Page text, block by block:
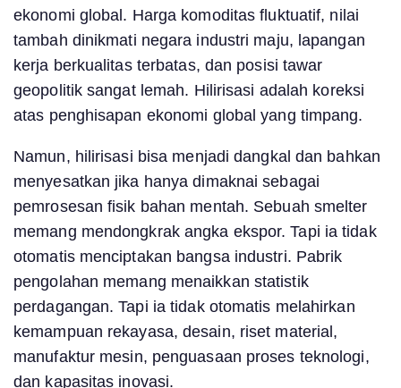
ekonomi global. Harga komoditas fluktuatif, nilai
tambah dinikmati negara industri maju, lapangan
kerja berkualitas terbatas, dan posisi tawar
geopolitik sangat lemah. Hilirisasi adalah koreksi
atas penghisapan ekonomi global yang timpang.
Namun, hilirisasi bisa menjadi dangkal dan bahkan
menyesatkan jika hanya dimaknai sebagai
pemrosesan fisik bahan mentah. Sebuah smelter
memang mendongkrak angka ekspor. Tapi ia tidak
otomatis menciptakan bangsa industri. Pabrik
pengolahan memang menaikkan statistik
perdagangan. Tapi ia tidak otomatis melahirkan
kemampuan rekayasa, desain, riset material,
manufaktur mesin, penguasaan proses teknologi,
dan kapasitas inovasi.